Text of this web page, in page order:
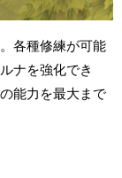
各種修練が可能
ナを強化でき
能力を最大まで